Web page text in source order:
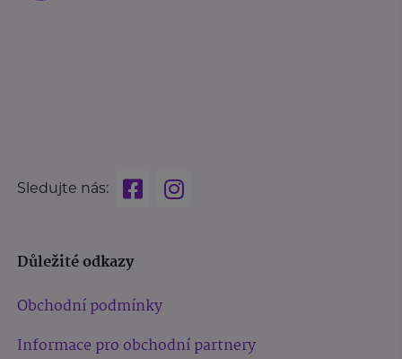
Sledujte nás:
Důležité odkazy
Obchodní podmínky
Informace pro obchodní partnery